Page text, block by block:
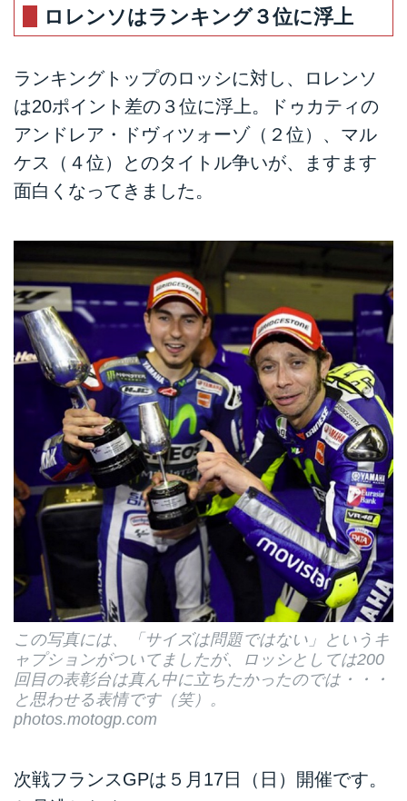
ロレンソはランキング３位に浮上
ランキングトップのロッシに対し、ロレンソ
は20ポイント差の３位に浮上。ドゥカティの
アンドレア・ドヴィツォーゾ（２位）、マル
ケス（４位）とのタイトル争いが、ますます
面白くなってきました。
この写真には、「サイズは問題ではない」というキ
ャプションがついてましたが、ロッシとしては200
回目の表彰台は真ん中に立ちたかったのでは・・・
と思わせる表情です（笑）。
photos.motogp.com
次戦フランスGPは５月17日（日）開催です。